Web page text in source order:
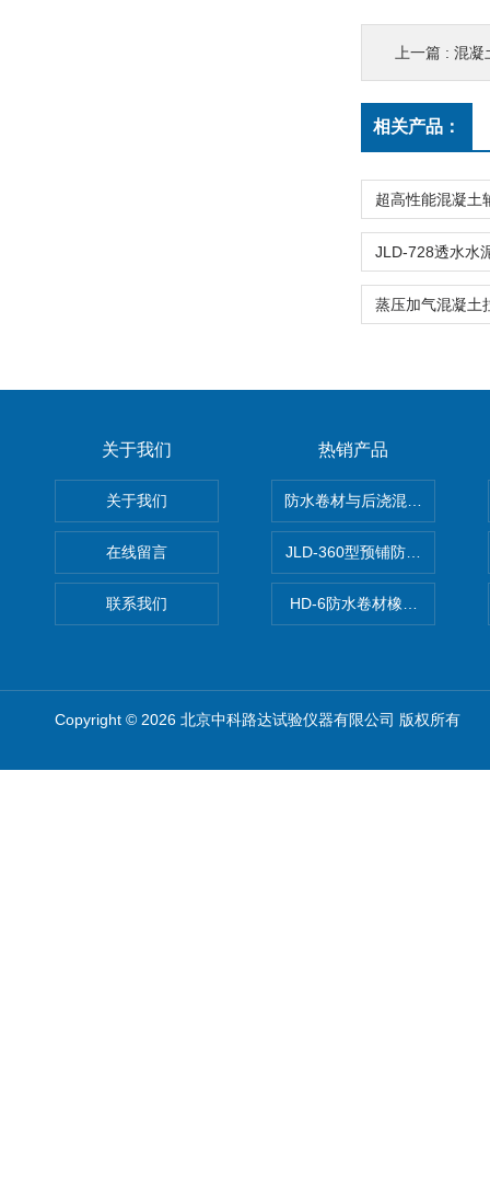
上一篇 : 混凝
相关产品：
关于我们
关于我们
在线留言
联系我们
热销产品
防水卷材与后浇混凝土剥离强
JLD-360型预铺防水卷材抗冲
HD-6防水卷材橡胶测厚仪
Copyright © 2026 北京中科路达试验仪器有限公司 版权所有